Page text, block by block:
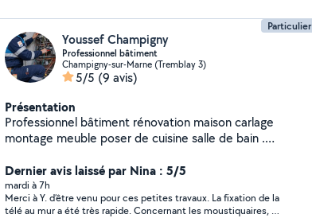
Particulier
Youssef Champigny
Professionnel bâtiment
Champigny-sur-Marne (Tremblay 3)
5/5 (9 avis)
Présentation
Professionnel bâtiment rénovation maison carlage
montage meuble poser de cuisine salle de bain .
Dernier avis laissé par Nina : 5/5
mardi à 7h
Merci à Y. d’être venu pour ces petites travaux. La fixation de la
télé au mur a été très rapide. Concernant les moustiquaires, un